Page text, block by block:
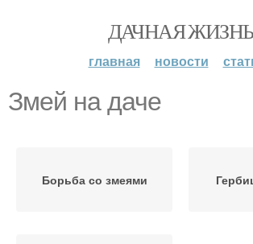
ДАЧНАЯ ЖИЗНЬ
главная новости
Змей на даче
Борьба со змеями